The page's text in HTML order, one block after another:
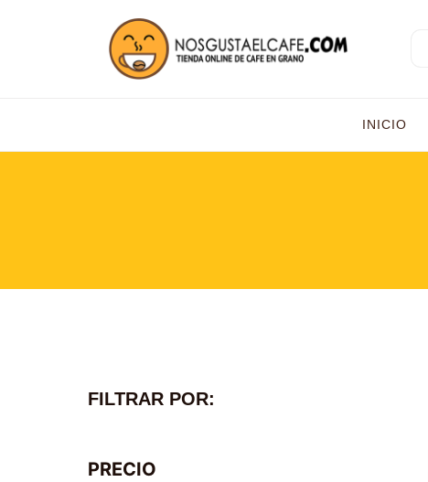
INICIO
FILTRAR POR:
PRECIO